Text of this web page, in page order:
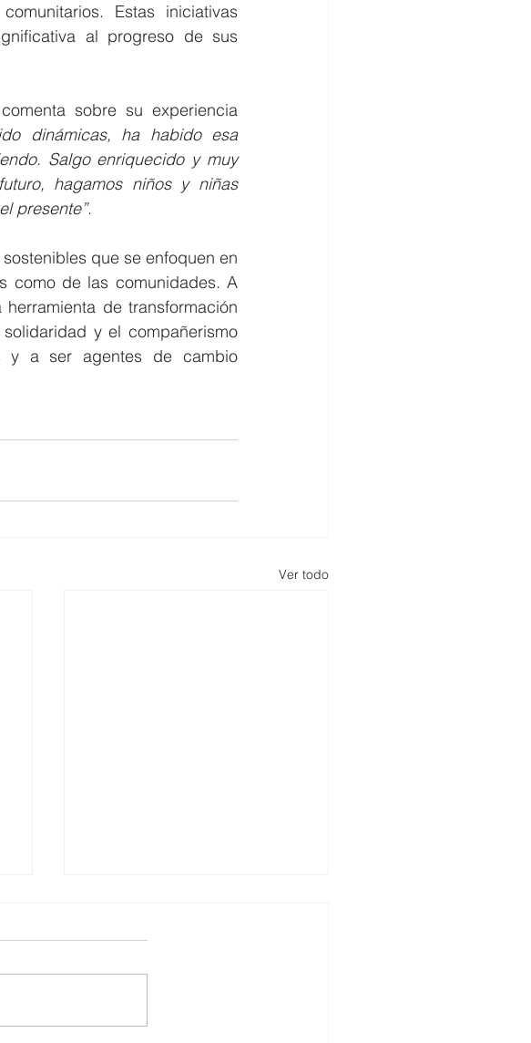
Estas iniciativas
al progreso de sus
sobre su experiencia
dinámicas, ha habido esa
Salgo enriquecido y muy
hagamos niños y niñas
presente”.
que se enfoquen en
como de las comunidades. A
de transformación
y el compañerismo
y a ser agentes de cambio
Ver todo